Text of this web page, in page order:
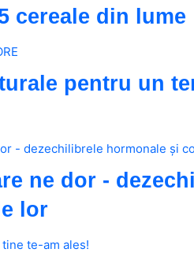
cereale din lume
pentru un
ne dor -
lor